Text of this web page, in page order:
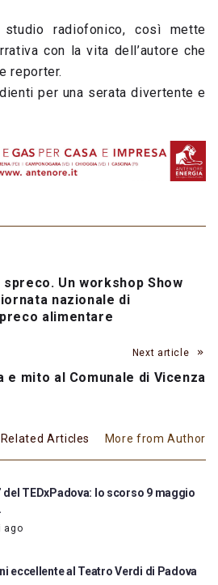
radiofonico, così mette
con la vita dell’autore che
reporter.
per una serata divertente e
spreco. Un workshop Show
nazionale di
alimentare
Next article
e mito al Comunale di Vicenza
Related Articles More from Author
del TEDxPadova: lo scorso 9 maggio
ago
eccellente al Teatro Verdi di Padova